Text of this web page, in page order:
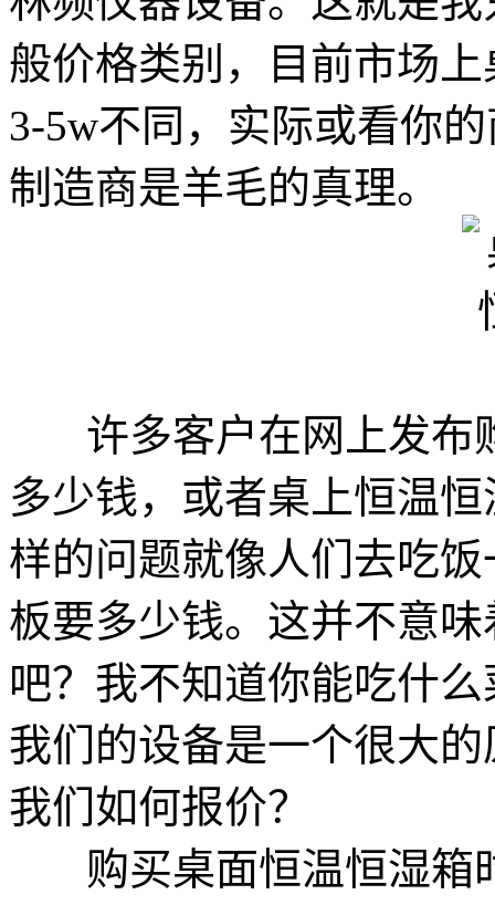
般价格类别，目前市场
3-5w不同，实际或看你
制造商是羊毛的真理。
许多客户在网上发布
多少钱，或者桌上恒温
样的问题就像人们去吃
板要多少钱。这并不意
吧？我不知道你能吃什
我们的设备是一个很大
我们如何报价？
购买桌面恒温恒湿箱